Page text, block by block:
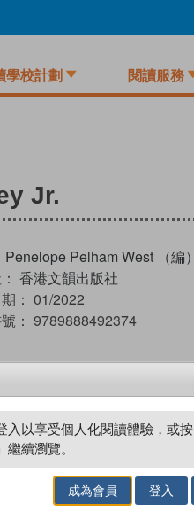
學校計劃 閱讀服務
Jr.
Penelope Pelham West （編）
香港文韻出版社
： 01/2022
： 9789888492374
試閲 加入閱讀
加入／閱讀電子書
入以享受個人化閱讀體驗，或
繼續瀏覽。
成為會員 登入